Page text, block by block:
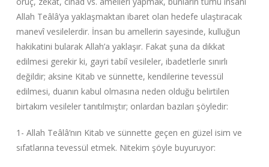
Allah Teâlâ’ya yaklaşmaktan ibaret olan hedefe ulaştıracak
manevî vesilelerdir. İnsan bu amellerin sayesinde, kulluğun
hakikatini bularak Allah’a yaklaşır. Fakat şuna da dikkat
edilmesi gerekir ki, gayri tabiî vesileler, ibadetlerle sınırlı
değildir; aksine Kitab ve sünnette, kendilerine tevessül
edilmesi, duanın kabul olmasına neden olduğu belirtilen
birtakım vesileler tanıtılmıştır; onlardan bazıları şöyledir:
1- Allah Teâlâ’nın Kitab ve sünnette geçen en güzel isim ve
sıfatlarına tevessül etmek. Nitekim şöyle buyuruyor: